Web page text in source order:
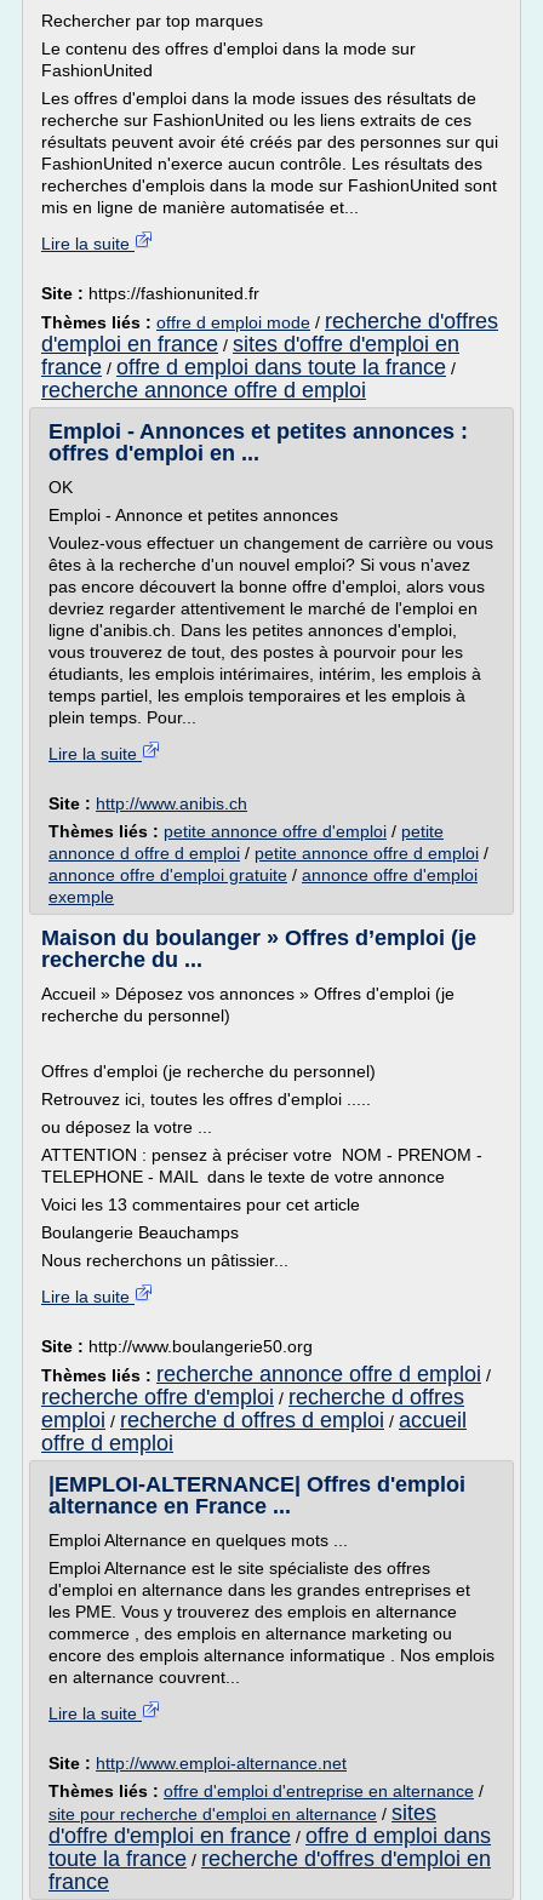
Rechercher par top marques
Le contenu des offres d'emploi dans la mode sur
FashionUnited
Les offres d'emploi dans la mode issues des résultats de
recherche sur FashionUnited ou les liens extraits de ces
résultats peuvent avoir été créés par des personnes sur qui
FashionUnited n'exerce aucun contrôle. Les résultats des
recherches d'emplois dans la mode sur FashionUnited sont
mis en ligne de manière automatisée et...
Lire la suite
Site : https://fashionunited.fr
Thèmes liés : offre d emploi mode / recherche d'offres
d'emploi en france / sites d'offre d'emploi en
france / offre d emploi dans toute la france /
recherche annonce offre d emploi
Emploi - Annonces et petites annonces :
offres d'emploi en ...
OK
Emploi - Annonce et petites annonces
Voulez-vous effectuer un changement de carrière ou vous
êtes à la recherche d'un nouvel emploi? Si vous n'avez
pas encore découvert la bonne offre d'emploi, alors vous
devriez regarder attentivement le marché de l'emploi en
ligne d'anibis.ch. Dans les petites annonces d'emploi,
vous trouverez de tout, des postes à pourvoir pour les
étudiants, les emplois intérimaires, intérim, les emplois à
temps partiel, les emplois temporaires et les emplois à
plein temps. Pour...
Lire la suite
Site : http://www.anibis.ch
Thèmes liés : petite annonce offre d'emploi / petite
annonce d offre d emploi / petite annonce offre d emploi /
annonce offre d'emploi gratuite / annonce offre d'emploi
exemple
Maison du boulanger » Offres d’emploi (je
recherche du ...
Accueil » Déposez vos annonces » Offres d'emploi (je
recherche du personnel)
Offres d'emploi (je recherche du personnel)
Retrouvez ici, toutes les offres d'emploi .....
ou déposez la votre ...
ATTENTION : pensez à préciser votre NOM - PRENOM -
TELEPHONE - MAIL dans le texte de votre annonce
Voici les 13 commentaires pour cet article
Boulangerie Beauchamps
Nous recherchons un pâtissier...
Lire la suite
Site : http://www.boulangerie50.org
Thèmes liés : recherche annonce offre d emploi /
recherche offre d'emploi / recherche d offres
emploi / recherche d offres d emploi / accueil
offre d emploi
|EMPLOI-ALTERNANCE| Offres d'emploi
alternance en France ...
Emploi Alternance en quelques mots ...
Emploi Alternance est le site spécialiste des offres
d'emploi en alternance dans les grandes entreprises et
les PME. Vous y trouverez des emplois en alternance
commerce , des emplois en alternance marketing ou
encore des emplois alternance informatique . Nos emplois
en alternance couvrent...
Lire la suite
Site : http://www.emploi-alternance.net
Thèmes liés : offre d'emploi d'entreprise en alternance /
site pour recherche d'emploi en alternance / sites
d'offre d'emploi en france / offre d emploi dans
toute la france / recherche d'offres d'emploi en
france